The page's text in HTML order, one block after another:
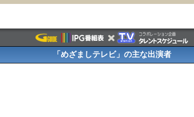
「めざましテレビ」の主な出演者